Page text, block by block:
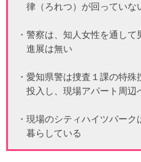
律（ろれつ）が回っていな
・警察は、知人女性を通し
進展は無い
・愛知県警は捜査１課の特
投入し、現場アパート周辺
・現場のシティハイツパー
暮らしている